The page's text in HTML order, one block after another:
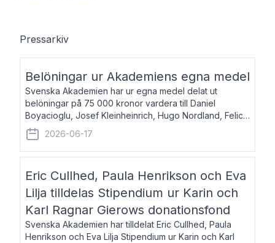
Pressarkiv
Belöningar ur Akademiens egna medel
Svenska Akademien har ur egna medel delat ut
belöningar på 75 000 kronor vardera till Daniel
Boyacioglu, Josef Kleinheinrich, Hugo Nordland, Felicia
Stenroth och Svante Strandberg. Daniel Boyacioglu,
född 1981, är poet och scenartist. Josef
2026-06-17
Eric Cullhed, Paula Henrikson och Eva
Lilja tilldelas Stipendium ur Karin och
Karl Ragnar Gierows donationsfond
Svenska Akademien har tilldelat Eric Cullhed, Paula
Henrikson och Eva Lilja Stipendium ur Karin och Karl